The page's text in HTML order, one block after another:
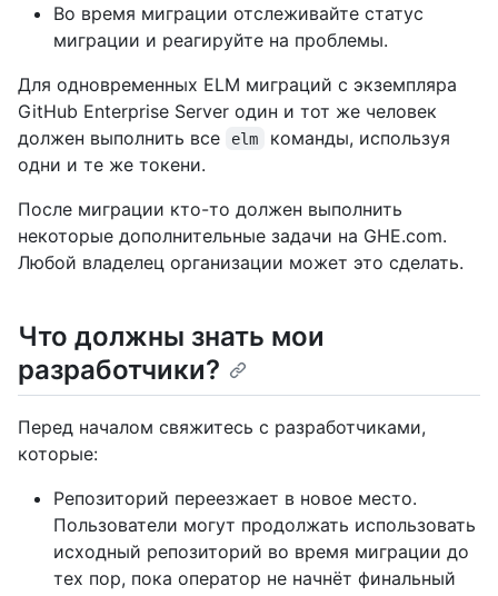
Во время миграции отслеживайте статус
миграции и реагируйте на проблемы.
Для одновременных ELM миграций с экземпляра
GitHub Enterprise Server один и тот же человек
должен выполнить все
elm
команды, используя
одни и те же токени.
После миграции кто-то должен выполнить
некоторые дополнительные задачи на GHE.com.
Любой владелец организации может это сделать.
Что должны знать мои
разработчики?
Перед началом свяжитесь с разработчиками,
которые:
Репозиторий переезжает в новое место.
Пользователи могут продолжать использовать
исходный репозиторий во время миграции до
тех пор, пока оператор не начнёт финальный